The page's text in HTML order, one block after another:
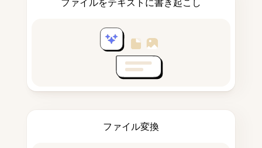
ファイルをテキストに書き起こし
ファイル変換